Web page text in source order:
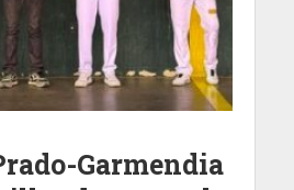
Garmendia